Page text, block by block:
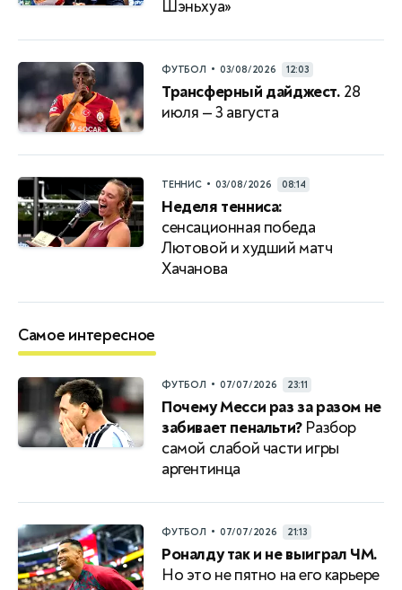
Шэньхуа»
ФУТБОЛ • 03/08/2026 12:03
Трансферный дайджест. 28
июля — 3 августа
ТЕННИС • 03/08/2026 08:14
Неделя тенниса:
сенсационная победа
Лютовой и худший матч
Хачанова
Самое интересное
ФУТБОЛ • 07/07/2026 23:11
Почему Месси раз за разом не
забивает пенальти?Разбор
самой слабой части игры
аргентинца
ФУТБОЛ • 07/07/2026 21:13
Роналду так и не выиграл ЧМ.
Но это не пятно на его карьере